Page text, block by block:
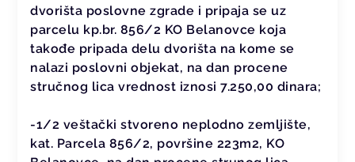
dvorišta poslovne zgrade i pripaja se uz
parcelu kp.br. 856/2 KO Belanovce koja
takođe pripada delu dvorišta na kome se
nalazi poslovni objekat, na dan procene
stručnog lica vrednost iznosi 7.250,00 dinara;
-1/2 veštački stvoreno neplodno zemljište,
kat. Parcela 856/2, površine 223m2, KO